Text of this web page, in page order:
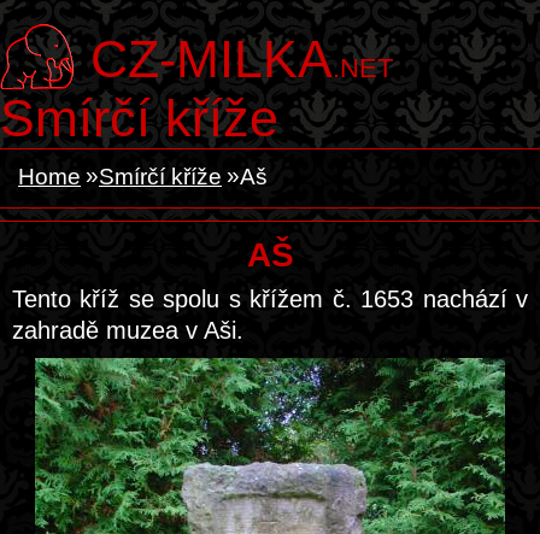
CZ-MILKA.NET
Smírčí kříže
Home Smírčí kříže Aš
AŠ
Tento kříž se spolu s křížem č. 1653 nachází v
zahradě muzea v Aši.